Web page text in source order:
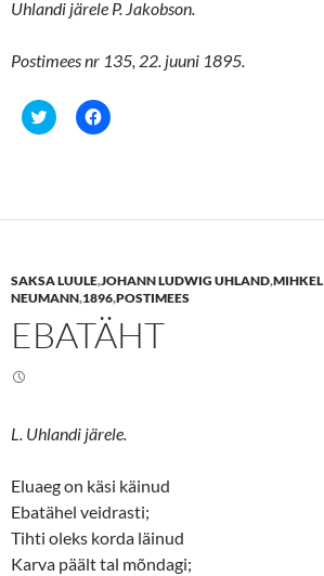
Uhlandi järele P. Jakobson.
Postimees nr 135, 22. juuni 1895.
C
l
h
o
n
w
i
t
O
p
s
i
n
n
e
w
w
C
l
h
o
n
a
c
O
n
s
i
n
n
e
w
SAKSA LUULE,JOHANN LUDWIG UHLAND,MIHKEL
NEUMANN,1896,POSTIMEES
EBATÄHT
L. Uhlandi järele.
Eluaeg on käsi käinud
Ebatähel veidrasti;
Tihti oleks korda läinud
Karva päält tal mõndagi;